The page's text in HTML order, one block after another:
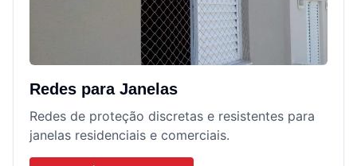
Redes para Janelas
Redes de proteção discretas e resistentes para
janelas residenciais e comerciais.